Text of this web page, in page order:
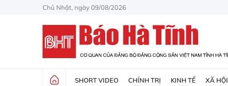
Chủ Nhật, ngày 09/08/2026
SHORT VIDEO CHÍNH TRỊ KINH TẾ XÃ HỘI